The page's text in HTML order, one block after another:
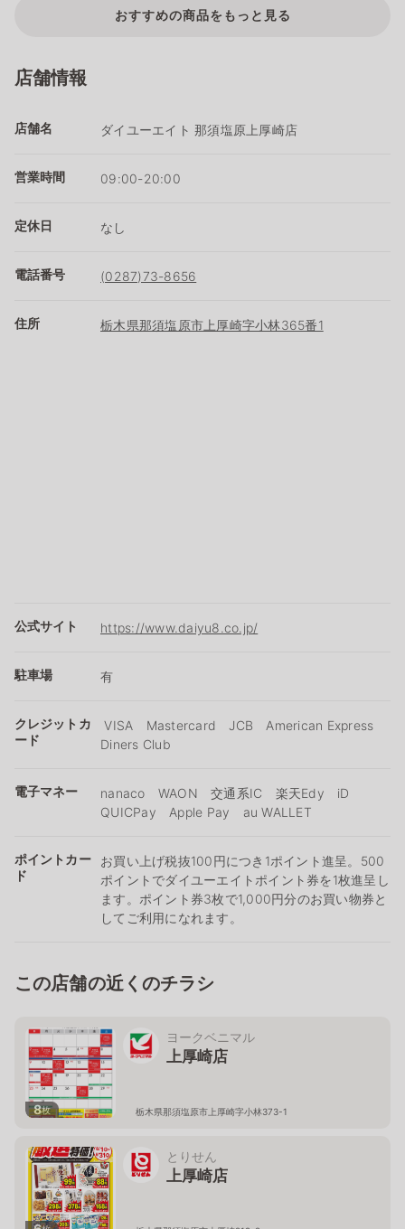
おすすめの商品をもっと見る
店舗情報
店舗名 ダイユーエイト 那須塩原上厚崎店
営業時間 09:00-20:00
定休日 なし
電話番号 (0287)73-8656
住所 栃木県那須塩原市上厚崎字小林365番1
公式サイト https://www.daiyu8.co.jp/
駐車場 有
クレジットカ
ード
VISA Mastercard JCB American Express
Diners Club
電子マネー
nanaco WAON 交通系IC 楽天Edy iD
QUICPay Apple Pay au WALLET
ポイントカー
ド
お買い上げ税抜100円につき1ポイント進呈。500
ポイントでダイユーエイトポイント券を1枚進呈し
ます。ポイント券3枚で1,000円分のお買い物券と
してご利用になれます。
この店舗の近くのチラシ
8枚
ヨークベニマル
上厚崎店
栃木県那須塩原市上厚崎字小林373-1
とりせん
上厚崎店